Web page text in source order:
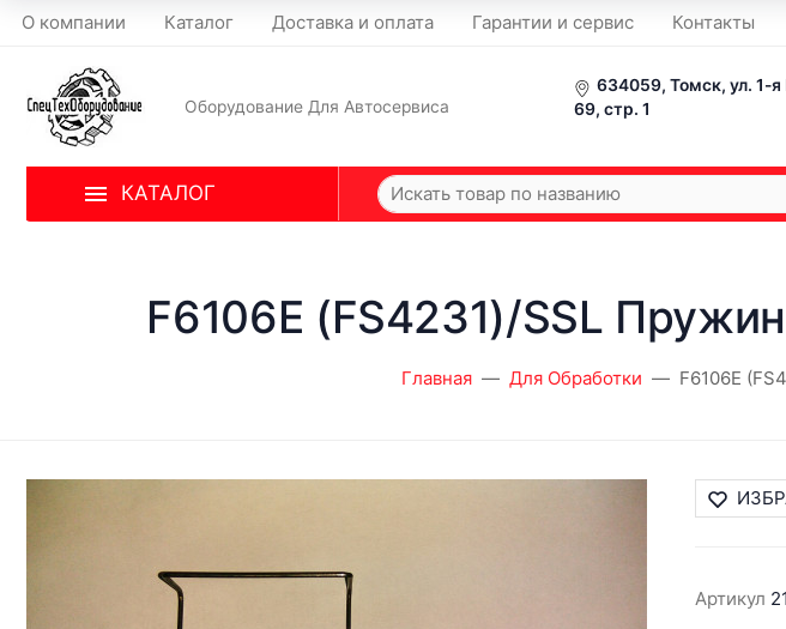
О компании Каталог Доставка и оплата Гарантии и сервис Контакты
Оборудование Для Автосервиса
634059, Томск, ул. 1-
69, стр. 1
КАТАЛОГ
F6106E (FS4231)/SSL
Главная Для Обработки F6106E
Артикул